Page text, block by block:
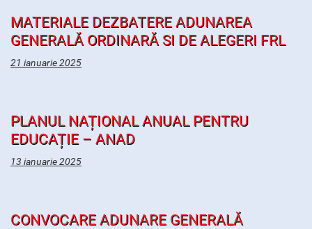
MATERIALE DEZBATERE ADUNAREA
GENERALĂ ORDINARĂ SI DE ALEGERI FRL
21 ianuarie 2025
PLANUL NAȚIONAL ANUAL PENTRU
EDUCAȚIE – ANAD
13 ianuarie 2025
CONVOCARE ADUNARE GENERALĂ